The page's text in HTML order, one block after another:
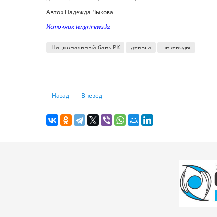
Автор Надежда Лыкова
Источник tengrinews.kz
Национальный банк РК деньги переводы
Предыдущий: Штрафы грозят казахстанцам, если не
Назад Следующий: Налоговые органы изменили
Вперед